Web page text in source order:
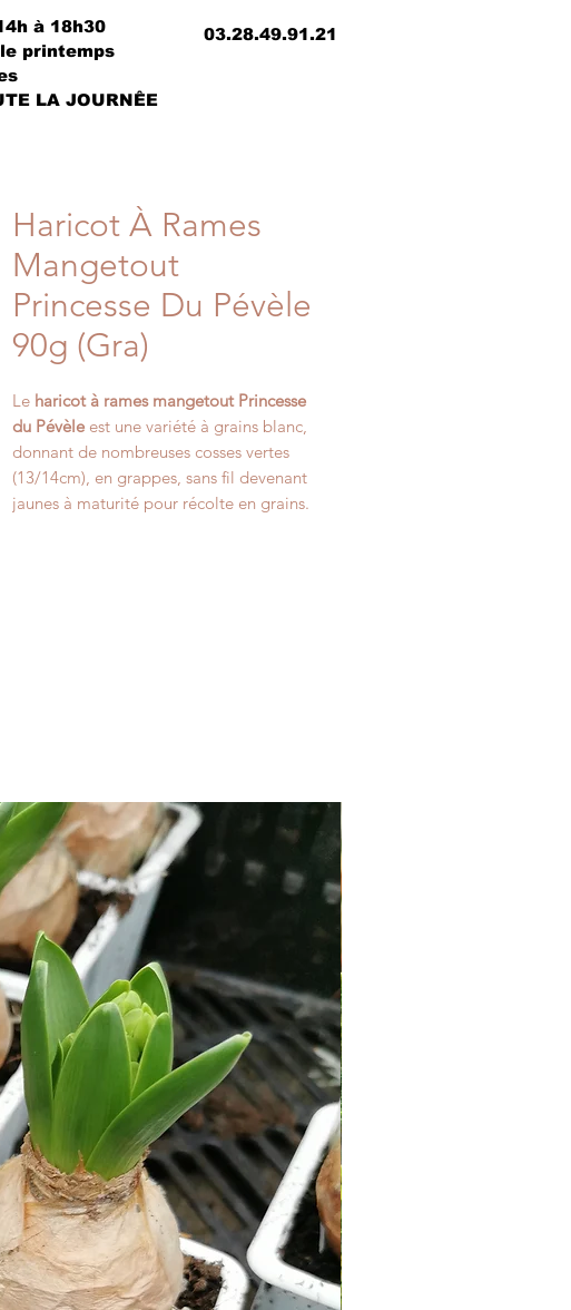
à 18h30
printemps
LA JOURNÊE
03.28.49.91.21
Haricot À Rames
Mangetout
Princesse Du Pévèle
90g (Gra)
Le haricot à rames mangetout Princesse
du Pévèle est une variété à grains blanc,
donnant de nombreuses cosses vertes
(13/14cm), en grappes, sans fil devenant
jaunes à maturité pour récolte en grains.